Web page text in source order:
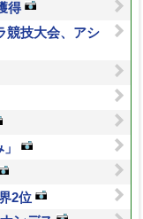
得
競技大会、アシ
2位